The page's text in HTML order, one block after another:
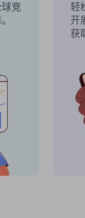
竞
轻
开
获